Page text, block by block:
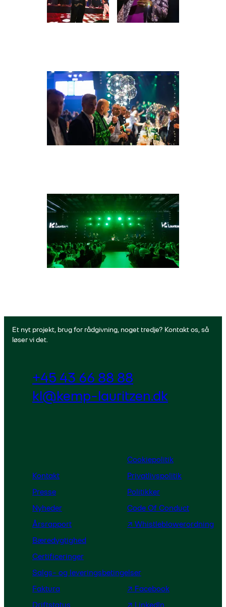
Et nyt projekt, brug for rådgivning, noget tredje? Kontakt os, så
løser vi det.
+45 43 66 88 88
kl@kemp-lauritzen.dk
Kontakt
Presse
Nyheder
Årsrapport
Cookiepolitik
Privatlivspolitik
Politikker
Code Of Conduct
↗ Whistleblowerordning
Bæredygtighed
Certificeringer
Salgs- og leveringsbetingelser
Faktura
Driftstatus
↗ Facebook
↗ LinkedIn